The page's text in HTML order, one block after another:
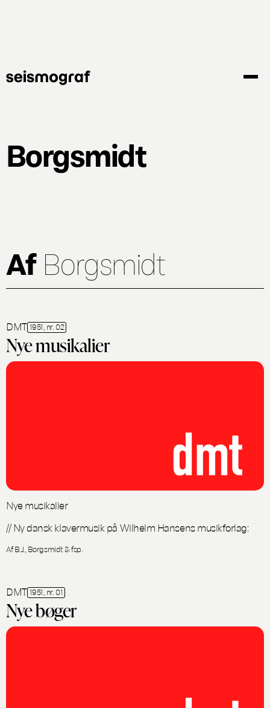
Borgsmidt
Af Borgsmidt
DMT 1951, nr. 02
Nye musikalier
Nye musikalier
// Ny dansk klavermusik på Wilhelm Hansens musikforlag:
Af B.J., Borgsmidt & fsp.
DMT 1951, nr. 01
Nye bøger